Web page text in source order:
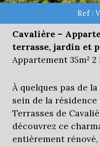
Ref :
Cavalière –
terrasse, jardin et
Appartement 35m²
À quelques pas de
sein de la
Terrasses de
découvrez ce
entièrement rénové,